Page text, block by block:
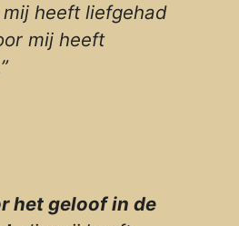
mij heeft liefgehad
mij heeft
het geloof in de